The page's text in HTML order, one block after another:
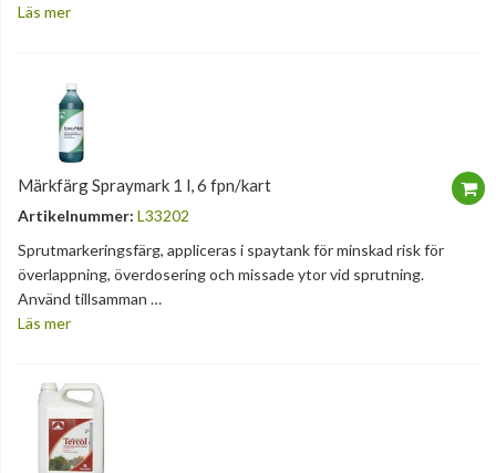
Läs mer
Märkfärg Spraymark 1 l, 6 fpn/kart
Artikelnummer: L33202
Sprutmarkeringsfärg, appliceras i spaytank för minskad risk för
överlappning, överdosering och missade ytor vid sprutning.
Använd tillsamman …
Läs mer